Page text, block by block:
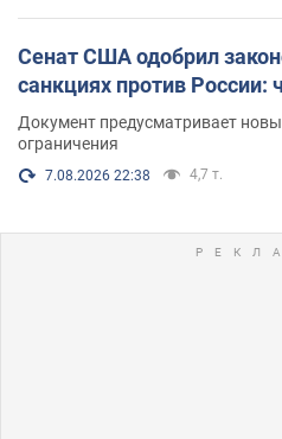
Сенат США одобрил
санкциях против России:
Документ предусматривает
ограничения
7.08.2026 22:38 4,7 т.